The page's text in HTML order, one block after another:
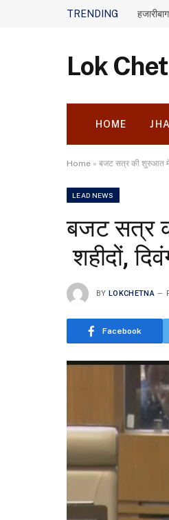
TRENDING
Lok
HOME
Home » बजट सत्र की शुरुआत में
LEAD NEWS
बजट सत्र
शहीदों,
BY LOKCHETNA
Facebook